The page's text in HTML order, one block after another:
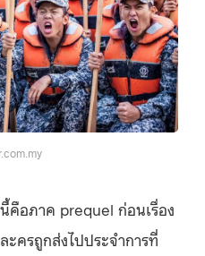
คือภาค prequel ก่อนเรื่อง
ะครถูกส่งไปประจำการที่